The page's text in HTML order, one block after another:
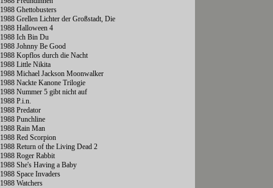
1988 Ghettobusters
1988 Grellen Lichter der Großstadt, Die
1988 Halloween 4
1988 Ich Bin Du
1988 Johnny Be Good
1988 Kopflos durch die Nacht
1988 Little Nikita
1988 Michael Jackson Moonwalker
1988 Nackte Kanone Trilogie
1988 Nummer 5 gibt nicht auf
1988 P.i.n.
1988 Predator
1988 Punchline
1988 Rain Man
1988 Red Scorpion
1988 Return of the Living Dead 2
1988 Roger Rabbit
1988 She's Having a Baby
1988 Space Invaders
1988 Watchers